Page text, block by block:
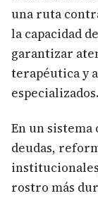
una ruta
la capacidad
garantizar
terapéutica y
especializados.
En un sistema
deudas,
rostro más